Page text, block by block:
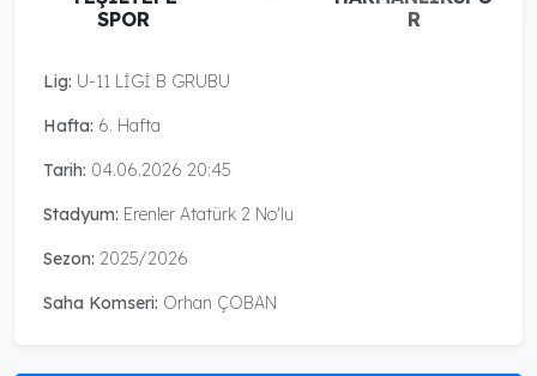
SPOR
R
Lig: U-11 LİGİ B GRUBU
Hafta: 6. Hafta
Tarih: 04.06.2026 20:45
Stadyum: Erenler Atatürk 2 No'lu
Sezon: 2025/2026
Saha Komseri: Orhan ÇOBAN